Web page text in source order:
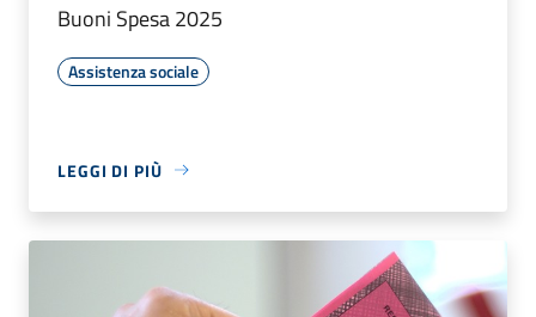
Buoni Spesa 2025
Assistenza sociale
LEGGI DI PIÙ